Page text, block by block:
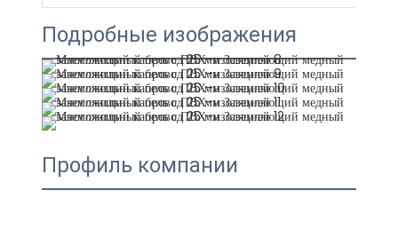
Подробные изображения
Профиль компании